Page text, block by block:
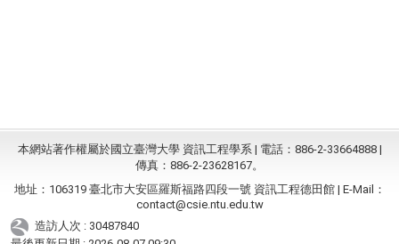
本網站著作權屬於國立臺灣大學 資訊工程學系 | 電話：886-2-33664888 |
傳真：886-2-23628167。
地址：106319 臺北市大安區羅斯福路四段一號 資訊工程德田館 | E-Mail：
contact@csie.ntu.edu.tw
造訪人次 : 30487840